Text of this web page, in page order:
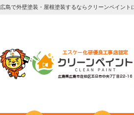
広島で外壁塗装・屋根塗装するならクリーンペイント